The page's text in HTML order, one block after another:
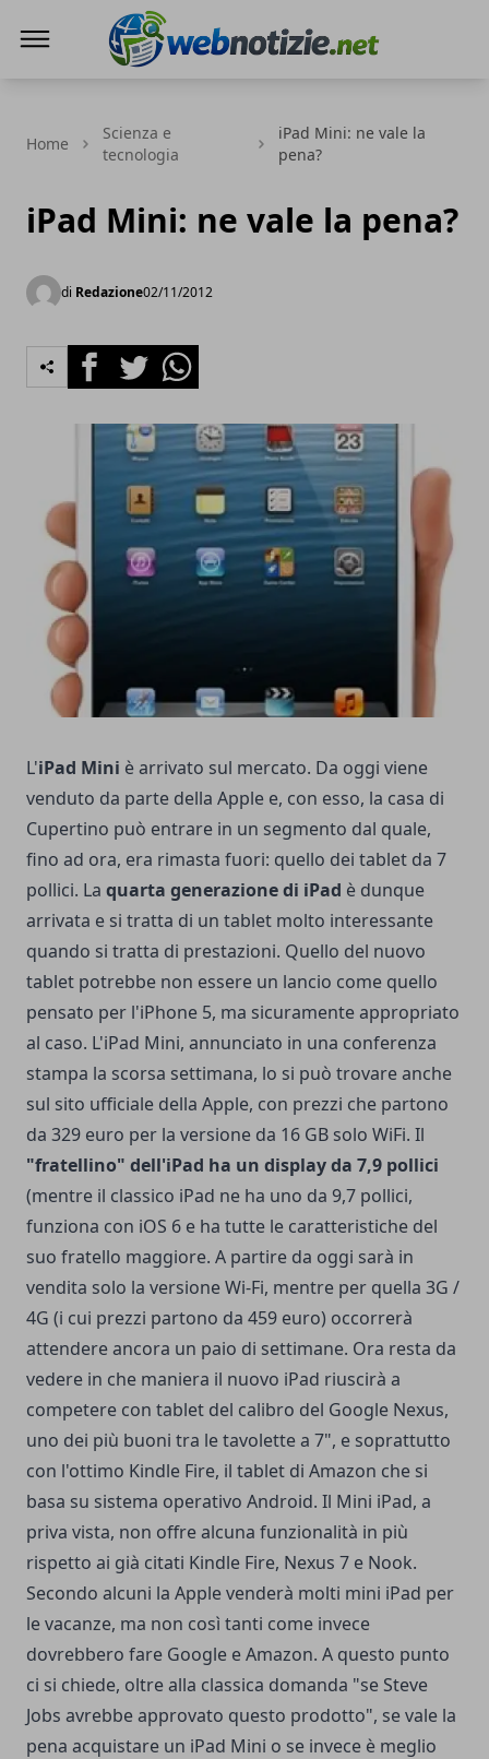
Home
Scienza e
tecnologia
iPad Mini: ne vale la
pena?
iPad Mini: ne vale la pena?
di Redazione02/11/2012
FacebookTwitterWhatsapp
L'iPad Mini è arrivato sul mercato. Da oggi viene
venduto da parte della Apple e, con esso, la casa di
Cupertino può entrare in un segmento dal quale,
fino ad ora, era rimasta fuori: quello dei tablet da 7
pollici. La quarta generazione di iPad è dunque
arrivata e si tratta di un tablet molto interessante
quando si tratta di prestazioni. Quello del nuovo
tablet potrebbe non essere un lancio come quello
pensato per l'iPhone 5, ma sicuramente appropriato
al caso. L'iPad Mini, annunciato in una conferenza
stampa la scorsa settimana, lo si può trovare anche
sul sito ufficiale della Apple, con prezzi che partono
da 329 euro per la versione da 16 GB solo WiFi. Il
"fratellino" dell'iPad ha un display da 7,9 pollici
(mentre il classico iPad ne ha uno da 9,7 pollici,
funziona con iOS 6 e ha tutte le caratteristiche del
suo fratello maggiore. A partire da oggi sarà in
vendita solo la versione Wi-Fi, mentre per quella 3G /
4G (i cui prezzi partono da 459 euro) occorrerà
attendere ancora un paio di settimane. Ora resta da
vedere in che maniera il nuovo iPad riuscirà a
competere con tablet del calibro del Google Nexus,
uno dei più buoni tra le tavolette a 7", e soprattutto
con l'ottimo Kindle Fire, il tablet di Amazon che si
basa su sistema operativo Android. Il Mini iPad, a
priva vista, non offre alcuna funzionalità in più
rispetto ai già citati Kindle Fire, Nexus 7 e Nook.
Secondo alcuni la Apple venderà molti mini iPad per
le vacanze, ma non così tanti come invece
dovrebbero fare Google e Amazon. A questo punto
ci si chiede, oltre alla classica domanda "se Steve
Jobs avrebbe approvato questo prodotto", se vale la
pena acquistare un iPad Mini o se invece è meglio